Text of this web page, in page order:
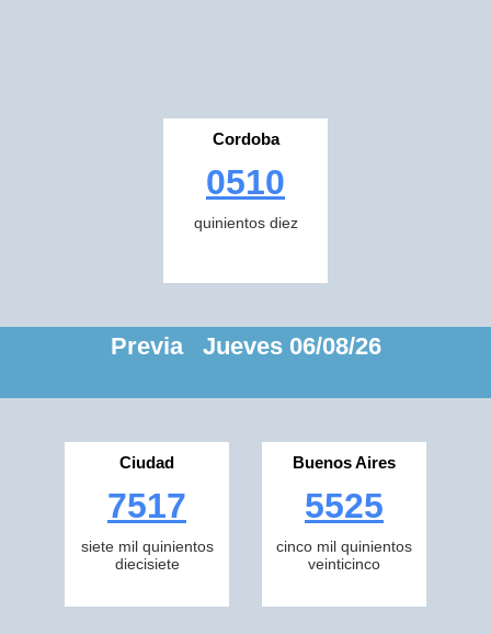
Cordoba
0510
quinientos diez
Previa Jueves 06/08/26
Ciudad
7517
siete mil quinientos
diecisiete
Buenos Aires
5525
cinco mil quinientos
veinticinco